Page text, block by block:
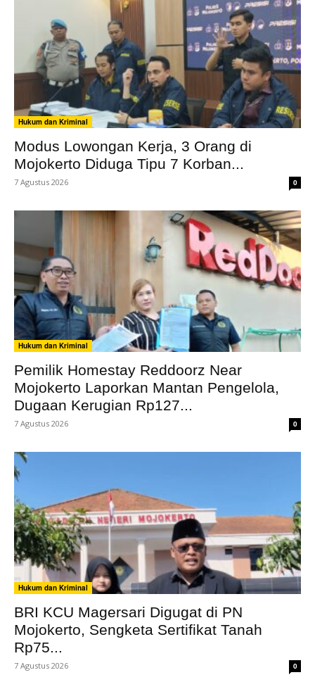
Hukum dan Kriminal
Modus Lowongan Kerja, 3 Orang di
Mojokerto Diduga Tipu 7 Korban...
7 Agustus 2026 0
Hukum dan Kriminal
Pemilik Homestay Reddoorz Near
Mojokerto Laporkan Mantan Pengelola,
Dugaan Kerugian Rp127...
7 Agustus 2026 0
Hukum dan Kriminal
BRI KCU Magersari Digugat di PN
Mojokerto, Sengketa Sertifikat Tanah
Rp75...
7 Agustus 2026 0